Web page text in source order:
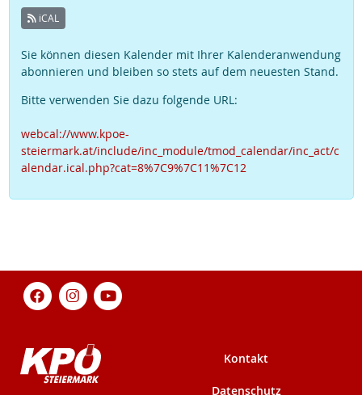
iCAL
Sie können diesen Kalender mit Ihrer Kalenderanwendung
abonnieren und bleiben so stets auf dem neuesten Stand.
Bitte verwenden Sie dazu folgende URL:
webcal://www.kpoe-
steiermark.at/include/inc_module/tmod_calendar/inc_act/c
alendar.ical.php?cat=8%7C9%7C11%7C12
Kontakt
Datenschutz